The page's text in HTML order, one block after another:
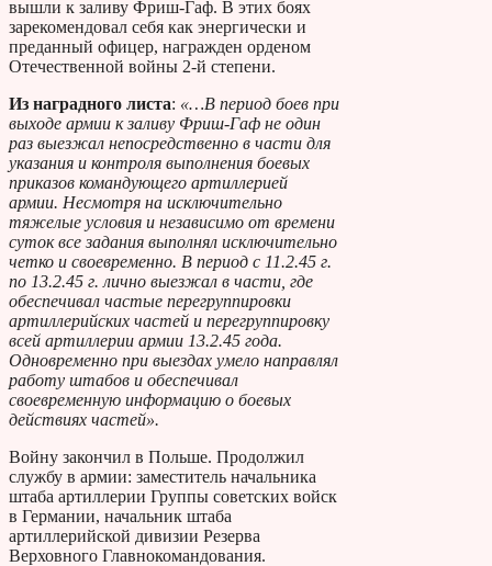
вышли к заливу Фриш-Гаф. В этих боях
зарекомендовал себя как энергически и
преданный офицер, награжден орденом
Отечественной войны 2-й степени.
Из наградного листа: «…В период боев при
выходе армии к заливу Фриш-Гаф не один
раз выезжал непосредственно в части для
указания и контроля выполнения боевых
приказов командующего артиллерией
армии. Несмотря на исключительно
тяжелые условия и независимо от времени
суток все задания выполнял исключительно
четко и своевременно. В период с 11.2.45 г.
по 13.2.45 г. лично выезжал в части, где
обеспечивал частые перегруппировки
артиллерийских частей и перегруппировку
всей артиллерии армии 13.2.45 года.
Одновременно при выездах умело направлял
работу штабов и обеспечивал
своевременную информацию о боевых
действиях частей».
Войну закончил в Польше. Продолжил
службу в армии: заместитель начальника
штаба артиллерии Группы советских войск
в Германии, начальник штаба
артиллерийской дивизии Резерва
Верховного Главнокомандования.